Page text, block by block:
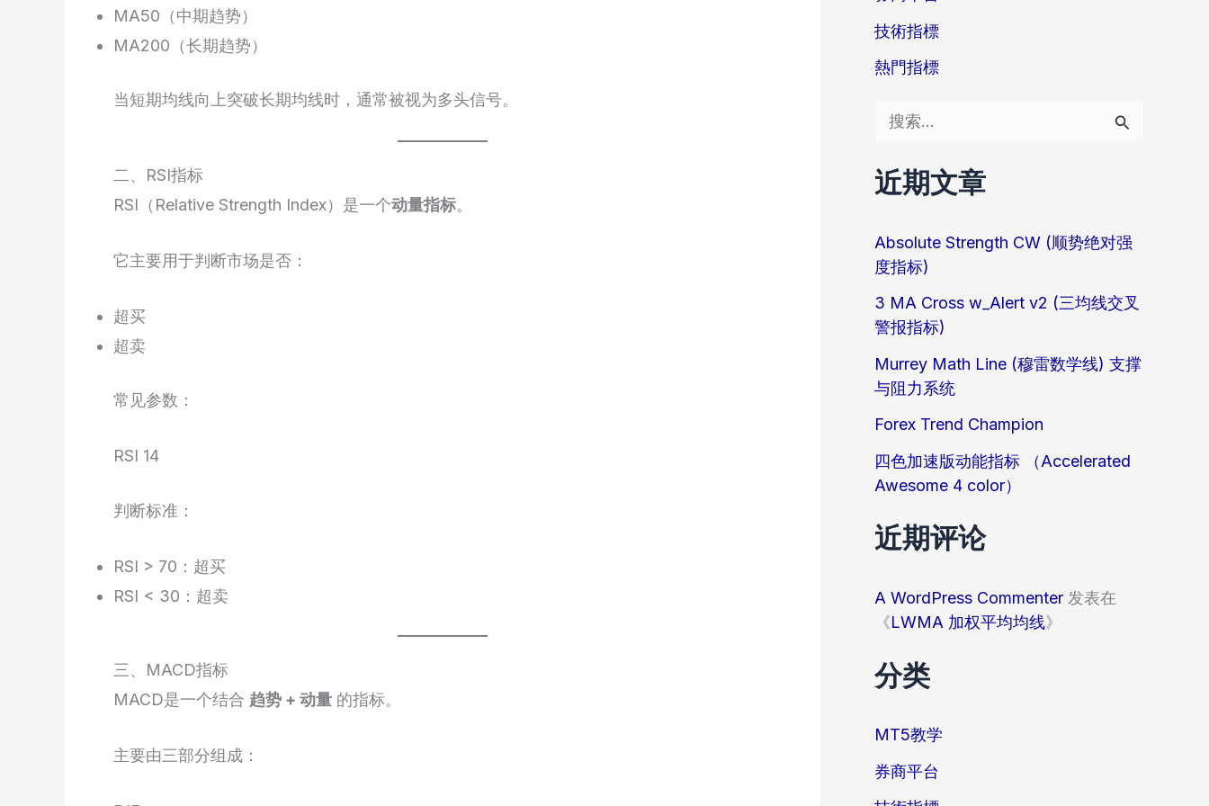
MA50（中期趋势）
MA200（长期趋势）
当短期均线向上突破长期均线时，通常被视为多头信号。
二、RSI指标
RSI（Relative Strength Index）是一个动量指标。
它主要用于判断市场是否：
超买
超卖
常见参数：
RSI 14
判断标准：
RSI > 70：超买
RSI < 30：超卖
三、MACD指标
MACD是一个结合 趋势 + 动量 的指标。
主要由三部分组成：
技術指標
熱門指標
搜
：
近期文章
Absolute Strength CW (顺势绝对强
度指标)
3 MA Cross w_Alert v2 (三均线交叉
警报指标)
Murrey Math Line (穆雷数学线) 支撑
与阻力系统
Forex Trend Champion
四色加速版动能指标 （Accelerated
Awesome 4 color）
近期评论
A WordPress Commenter 发表在
《LWMA 加权平均均线》
分类
MT5教学
券商平台